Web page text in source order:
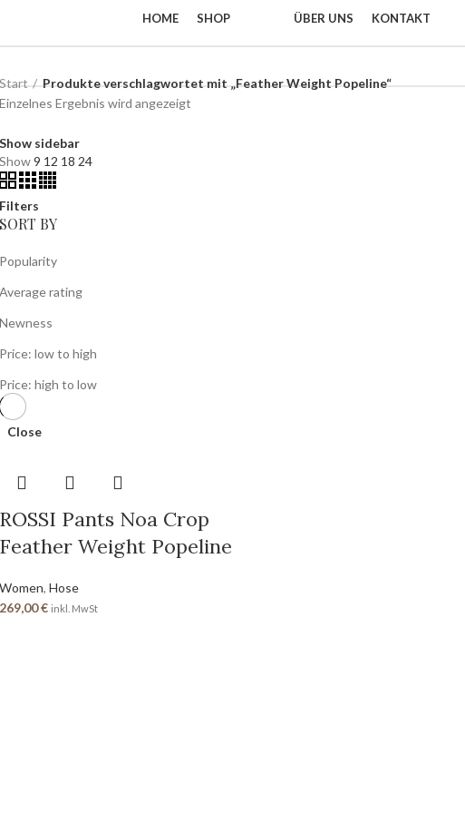
HOME SHOP ÜBER UNS KONTAKT
Produkte verschlagwortet mit „Feather Weight Popeline“
Einzelnes Ergebnis wird angezeigt
Show sidebar
Show9 12 18 24
Filters
SORT BY
Popularity
Average rating
Newness
Price: low to high
Price: high to low
Close
ROSSI Pants Noa Crop
Feather Weight Popeline
Women, Hose
269,00€ inkl. MwSt